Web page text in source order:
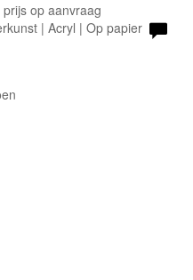
op aanvraag
| Acryl | Op papier